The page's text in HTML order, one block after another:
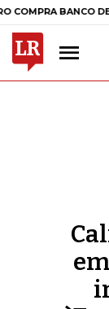
BANCO DE LA